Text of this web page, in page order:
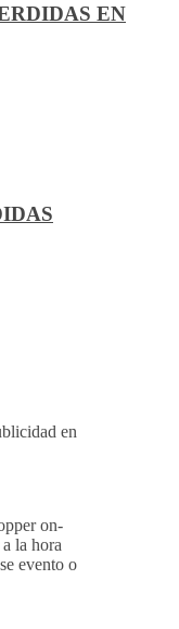
EN
en
on-
la hora
evento o